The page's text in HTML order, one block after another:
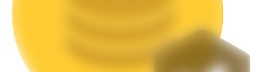
一鍵質押鎖定高收益